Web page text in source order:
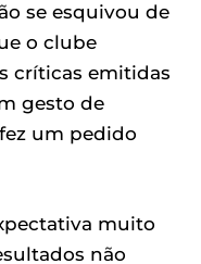
se esquivou de
o clube
críticas emitidas
gesto de
um pedido
muito
não